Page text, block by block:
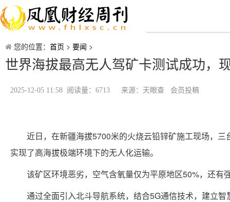
您的位置： 首页 > 要闻 >
世界海拔最高无人驾矿卡测试成功，
2025-12-05 11:58 阅读量：6713 来源：天眼查 会员投稿
近日，在新疆海拔5700米的火烧云铅锌矿施工现场，
实现了高海拔极端环境下的无人化运输。
该矿区环境恶劣，空气含氧量仅为平原地区50%，还
通过全面引入北斗导航系统，结合5G通信技术，建立